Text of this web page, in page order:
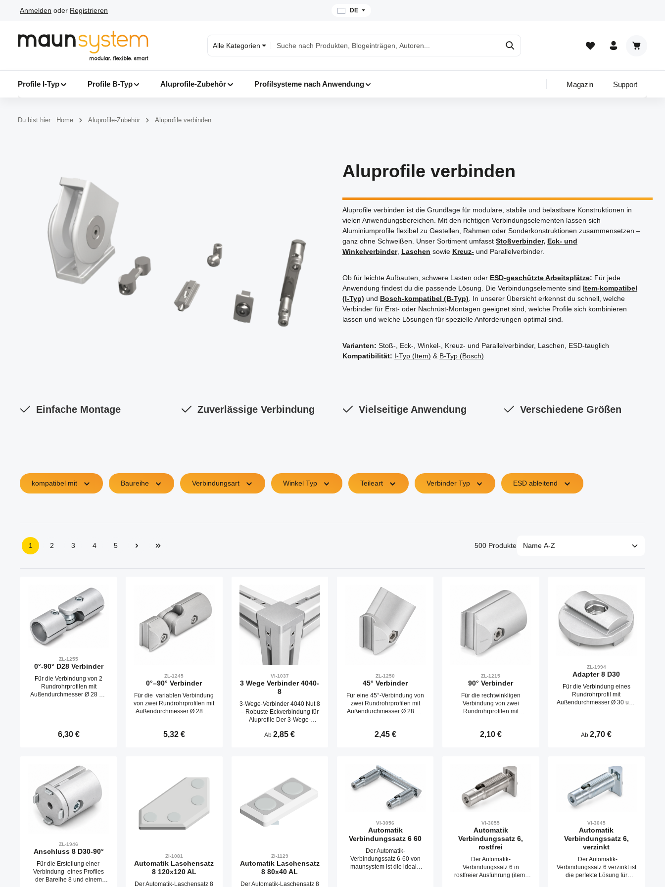
Hauptinhalt springen
Zur Suche springen
Zur Hauptnavigation springen
Anmelden oder Registrieren DE
Alle Kategorien
Profile I-Typ Profile B-Typ Aluprofile-Zubehör Profilsysteme nach Anwendung Magazin Support
Du bist hier: Home Aluprofile-Zubehör Aluprofile verbinden
Aluprofile verbinden
Aluprofile verbinden ist die Grundlage für modulare, stabile und belastbare Konstruktionen in
vielen Anwendungsbereichen. Mit den richtigen Verbindungselementen lassen sich
Aluminiumprofile flexibel zu Gestellen, Rahmen oder Sonderkonstruktionen zusammensetzen –
ganz ohne Schweißen.
Unser Sortiment umfasst Stoßverbinder, Eck- und
Winkelverbinder, Laschen sowie Kreuz- und Parallelverbinder.
Ob für leichte Aufbauten, schwere Lasten oder ESD-geschützte Arbeitsplätze: Für jede
Anwendung findest du die passende Lösung.
Die Verbindungselemente sind Item-kompatibel
(I-Typ) und Bosch-kompatibel (B-Typ) . In unserer Übersicht erkennst du schnell, welche
Verbinder für Erst- oder Nachrüst-Montagen geeignet sind, welche Profile sich kombinieren
lassen und welche Lösungen für spezielle Anforderungen optimal sind.
Varianten: Stoß-, Eck-, Winkel-, Kreuz- und Parallelverbinder, Laschen, ESD-tauglich
Kompatibilität: I-Typ (Item) & B-Typ (Bosch)
Einfache Montage Zuverlässige Verbindung Vielseitige Anwendung Verschiedene Größen
kompatibel mit Baureihe Verbindungsart Winkel Typ Teileart Verbinder Typ ESD ableitend
Seite
1
Seite
2
Seite
3
Seite
4
Seite
5 500 Produkte
ZL-1255
0°-90° D28 Verbinder
Für die Verbindung von 2
Rundrohrprofilen mit
Außendurchmesser Ø 28 mit
Regulärer Preis:
6,30 €
Produkt Anzahl: Gib den gewünschten Wert ein oder benutze die Schaltflächen um die Anzahl zu erhöhen oder zu
ZL-1245
0°–90° Verbinder
Für die variablen Verbindung
von zwei Rundrohrprofilen mit
Außendurchmesser Ø 28 mit
Regulärer Preis:
5,32 €
Produkt Anzahl: Gib den gewünschten Wert ein oder benutze die Schaltflächen um die Anzahl zu
VI-1037
3 Wege Verbinder 4040-
8
3-Wege-Verbinder 4040 Nut 8
– Robuste Eckverbindung für
Aluprofile Der 3-Wege-
ermöglicht die einfache und
Maschinenbau, Möbelbau
oder DIY-Bereich.​
Produktmerkmale:
Kompatibilität: Geeignet für
40x40 mm Aluminiumprofile
mit Nut 8. Material:
Langlebigkeit. Montage:
Einfache Installation ohne
zusätzliche Profilbearbeitung;
Regulärer Preis:
Ab2,85 €
ZL-1250
45° Verbinder
Für eine 45°-Verbindung von
zwei Rundrohrprofilen mit
Außendurchmesser Ø 28 mit
Regulärer Preis:
2,45 €
Produkt Anzahl: Gib den gewünschten Wert ein oder
ZL-1215
90° Verbinder
Für die rechtwinkligen
Verbindung von zwei
Rundrohrprofilen mit
Regulärer Preis:
2,10 €
Produkt Anzahl: Gib den
ZL-1994
Adapter 8 D30
Für die Verbindung eines
Rundrohrprofil mit
Außendurchmesser Ø 30 und
Regulärer Preis:
Ab2,70 €
ZL-1946
Anschluss 8 D30-90°
Für die Erstellung einer
Verbindung eines Profiles
der Bareihe 8 und einem
ZI-1081
Automatik Laschensatz
8 120x120 AL
Der Automatik-Laschensatz 8
ZI-1129
Automatik Laschensatz
8 80x40 AL
Der Automatik-Laschensatz 8
VI-3056
Automatik
Verbindungssatz 6 60
Der Automatik-
Verbindungssatz 6-60 von
maunsystem ist die ideale
VI-3055
Automatik
Verbindungssatz 6,
rostfrei
Der Automatik-
Verbindungssatz 6 in
rostfreier Ausführung (item-
VI-3045
Automatik
Verbindungssatz 6,
verzinkt
Der Automatik-
Verbindungssatz 6 verzinkt ist
die perfekte Lösung für